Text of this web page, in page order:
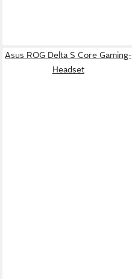
Asus ROG Delta S Core Gaming-
Headset